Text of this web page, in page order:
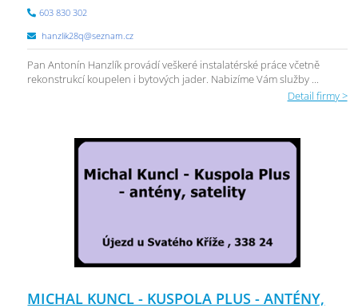
603 830 302
hanzlik28q@seznam.cz
Pan Antonín Hanzlík provádí veškeré instalatérské práce včetně
rekonstrukcí koupelen i bytových jader. Nabizíme Vám služby ...
Detail firmy >
MICHAL KUNCL - KUSPOLA PLUS - ANTÉNY,